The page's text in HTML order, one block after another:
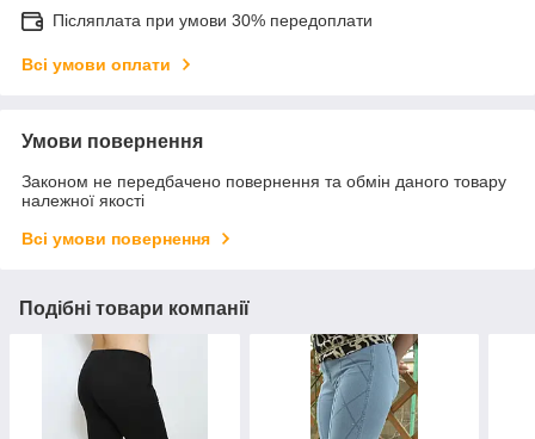
Післяплата при умови 30% передоплати
Всі умови оплати
Умови повернення
Законом не передбачено повернення та обмін даного товару
належної якості
Всі умови повернення
Подібні товари компанії